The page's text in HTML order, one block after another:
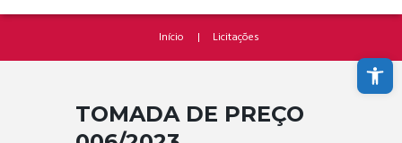
Abrir a barra de ferramentas
Início Licitações
TOMADA DE PREÇO